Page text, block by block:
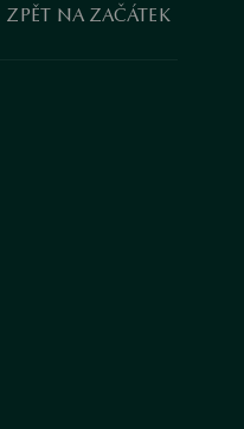
ZPĚT NA ZAČÁTEK